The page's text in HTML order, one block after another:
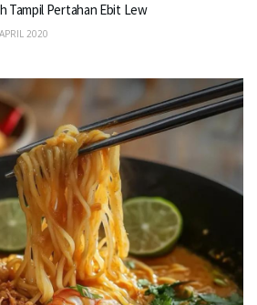
Tampil Pertahan Ebit Lew
2020